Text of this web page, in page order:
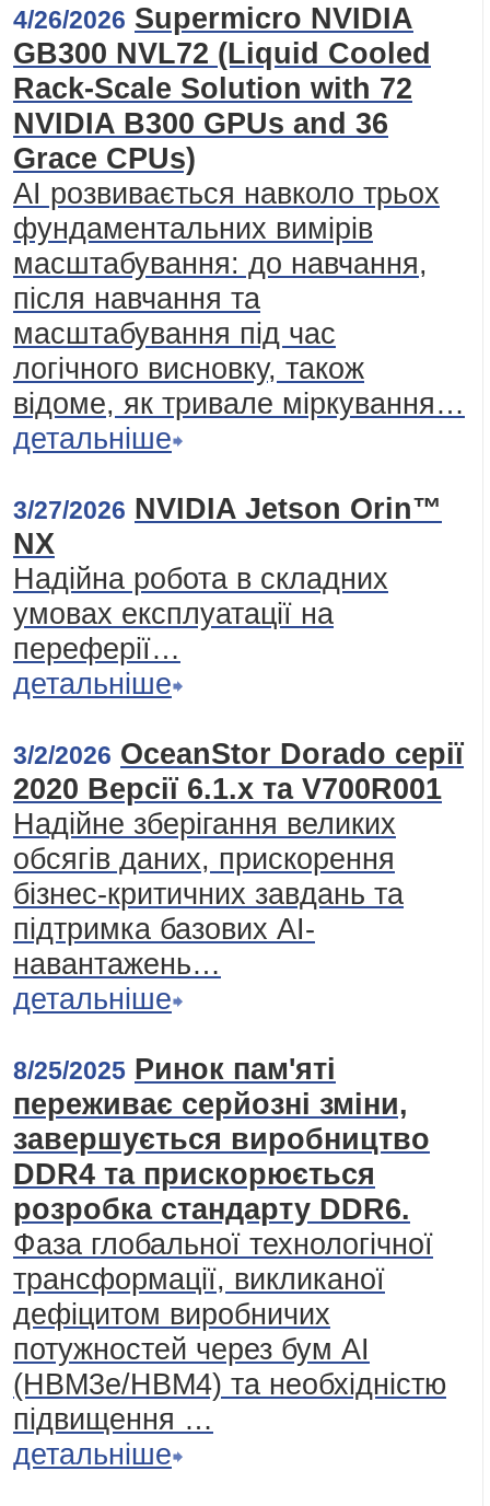
4/26/2026 Supermicro NVIDIA
GB300 NVL72 (Liquid Cooled
Rack-Scale Solution with 72
NVIDIA B300 GPUs and 36
Grace CPUs)
AI розвивається навколо трьох
фундаментальних вимірів
масштабування: до навчання,
після навчання та
масштабування під час
логічного висновку, також
відоме, як тривале міркування…
детальніше
3/27/2026 NVIDIA Jetson Orin™
NX
Надійна робота в складних
умовах експлуатації на
переферії…
детальніше
3/2/2026 OceanStor Dorado серії
2020 Версії 6.1.x та V700R001
Надійне зберігання великих
обсягів даних, прискорення
бізнес-критичних завдань та
підтримка базових AI-
навантажень…
детальніше
8/25/2025 Ринок пам'яті
переживає серйозні зміни,
завершується виробництво
DDR4 та прискорюється
розробка стандарту DDR6.
Фаза глобальної технологічної
трансформації, викликаної
дефіцитом виробничих
потужностей через бум АІ
(HBM3e/HBM4) та необхідністю
підвищення …
детальніше